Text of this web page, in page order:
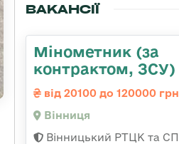
ВАКАНСІЇ
Мінометник (за
контрактом, ЗСУ)
від 20100 до 120000 грн
Вінниця
Вінницький РТЦК та СП